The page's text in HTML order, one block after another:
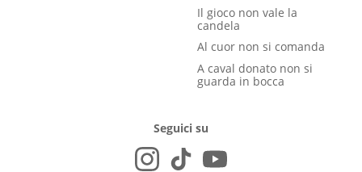
Il gioco non vale la
candela
Al cuor non si comanda
A caval donato non si
guarda in bocca
Seguici su